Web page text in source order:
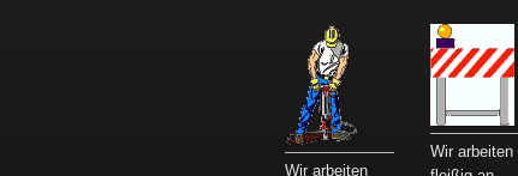
Wir arbeiten
Wir arbeiten